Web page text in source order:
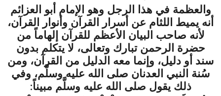
والعظمة في هذا الرجل وهو الإمام أبو العزائم
أنه يميط اللثام عن أسرار القرآن وأنوار القرآن،
لأنه صاحب البيان الأعظم للقرآن إلهاماً من
حضرة الرحمن تبارك وتعالى، لا يتكلم بدون
سند أو دليل، وإنما معه الدليل من القرآن، ومن
سُنة النبي العدنان صلى الله عليه وسلَّم، وفي
ذلك يقول صلى الله عليه وسلَّم مبيناً: